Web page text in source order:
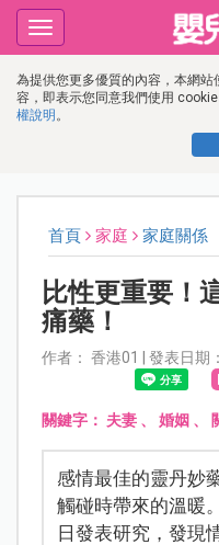
為提供您更多優質的內容，本網
容，即表示您同意我們使用
權說明 。
Toggle
navigation
首頁 家庭 家庭關係
比性更重要！
痛藥！
作者： 香港01 | 發表日期
關鍵字： 夫妻、 婚姻 、
感情最佳的靈丹妙
觸碰時帶來的溫暖
日發表研究，發現